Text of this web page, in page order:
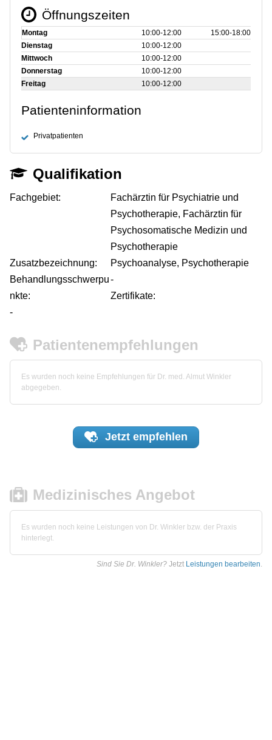
Öffnungszeiten
Montag 10:00‑12:00
15:00‑18:00
Dienstag
10:00‑12:00
Mittwoch
10:00‑12:00
Donnerstag
10:00‑12:00
Freitag
10:00‑12:00
Patienteninformation
Privatpatienten
Qualifikation
Fachgebiet:
Fachärztin für Psychiatrie und
Psychotherapie, Fachärztin für
Psychosomatische Medizin und
Psychotherapie
Zusatzbezeichnung:
Psychoanalyse, Psychotherapie
Behandlungsschwerpu
nkte:
-
Zertifikate:
-
Patientenempfehlungen
Es wurden noch keine Empfehlungen für Dr. med. Almut Winkler
abgegeben.
Jetzt empfehlen
Medizinisches Angebot
Es wurden noch keine Leistungen von Dr. Winkler bzw. der Praxis
hinterlegt.
Sind Sie Dr. Winkler? Jetzt Leistungen bearbeiten.